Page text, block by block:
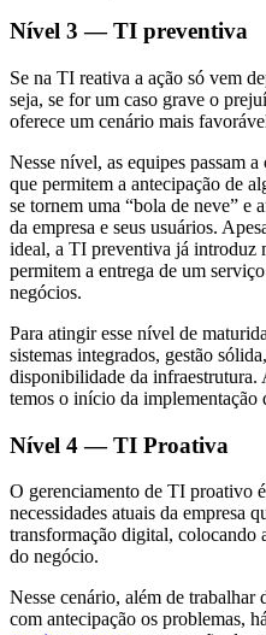
Nível 3 — TI preventiva
Se na TI reativa a ação só vem
seja, se for um caso grave o
oferece um cenário mais
Nesse nível, as equipes passam
que permitem a antecipação de
se tornem uma “bola de neve” e
da empresa e seus usuários.
ideal, a TI preventiva já introduz
permitem a entrega de um
negócios.
Para atingir esse nível de
sistemas integrados, gestão
disponibilidade da infraestrutura.
temos o início da implementação
Nível 4 — TI Proativa
O gerenciamento de TI proativo
necessidades atuais da empresa
transformação digital, colocando
do negócio.
Nesse cenário, além de
com antecipação os problemas,